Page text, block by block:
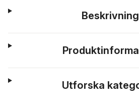
Beskrivning
Utforska